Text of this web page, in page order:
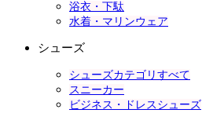
浴衣・下駄
水着・マリンウェア
シューズ
シューズカテゴリすべて
スニーカー
ビジネス・ドレスシューズ